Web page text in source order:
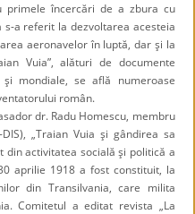
primele încercări de a zbura cu
a referit la dezvoltarea acesteia
aeronavelor în luptă, dar şi la
Vuia”,alături de documente
mondiale, se află numeroase
român.
dr. Radu Homescu, membru
„Traian Vuia şi gândirea sa
din activitatea socială şi politică a
aprilie 1918 a fost constituit, la
din Transilvania, care milita
Comitetul a editat revista „La